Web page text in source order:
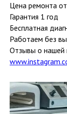
Цена ремонта
Гарантия 1 год
Бесплатная
Работаем без
Отзывы о нашей